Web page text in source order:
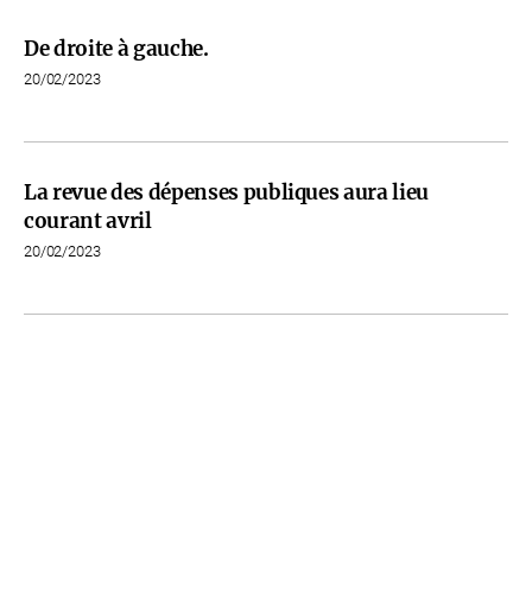
De droite à gauche.
20/02/2023
La revue des dépenses publiques aura lieu
courant avril
20/02/2023